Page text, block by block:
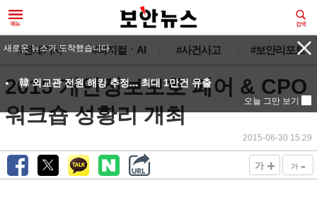
#전체기사 #피지컬ㆍAI #사건사고 #보안리포트
2015 개인정보보호 페어 & CPO
워크숍 성황리 개최
2015-06-30 15:29
가 + 가 -
새로운 뉴스가 도착했습니다.
韓 외교관 전원 해킹 추정... 최대 1만건 유출
오늘 그만 보기